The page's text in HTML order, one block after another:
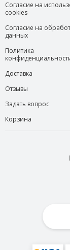
Согласие на
cookies
Согласие на
данных
Политика
Доставка
Отзывы
Задать вопрос
Корзина